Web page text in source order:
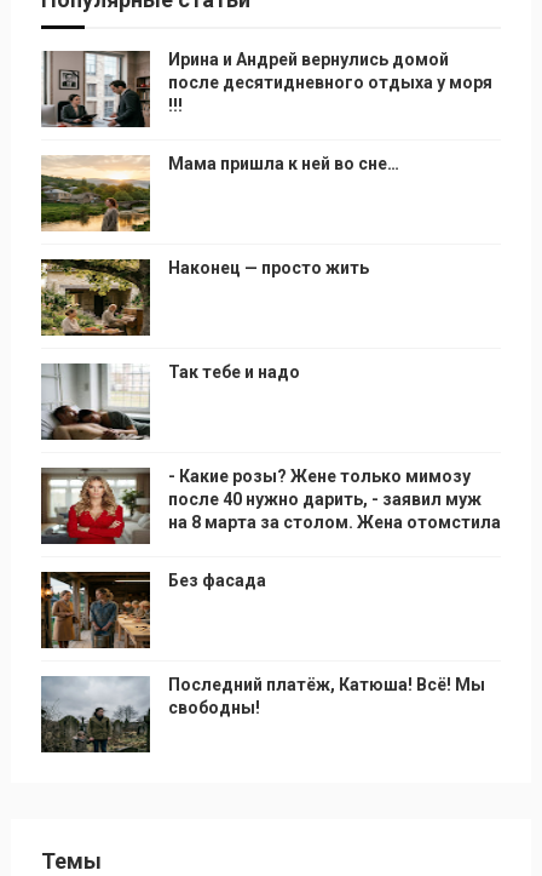
Ирина и Андрей вернулись домой
после десятидневного отдыха у моря
!!!
Мама пришла к ней во сне…
Наконец — просто жить
Так тебе и надо
- Какие розы? Жене только мимозу
после 40 нужно дарить, - заявил муж
на 8 марта за столом. Жена отомстила
Без фасада
Последний платёж, Катюша! Всё! Мы
свободны!
Темы